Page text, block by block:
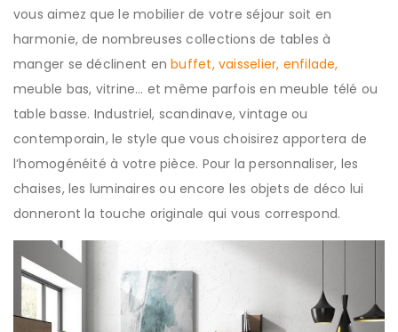
vous aimez que le mobilier de votre séjour soit en
harmonie, de nombreuses collections de tables à
manger se déclinent enbuffet, vaisselier, enfilade,
meuble bas, vitrine… et même parfois en meuble télé ou
table basse. Industriel, scandinave, vintage ou
contemporain, le style que vous choisirez apportera de
l’homogénéité à votre pièce. Pour la personnaliser, les
chaises, les luminaires ou encore les objets de déco lui
donneront la touche originale qui vous correspond.